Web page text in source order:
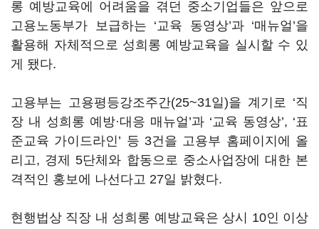
롱 예방교육에 어려움을 겪던 중소기업들은 앞으로
고용노동부가 보급하는 ‘교육 동영상’과 ‘매뉴얼’을
활용해 자체적으로 성희롱 예방교육을 실시할 수 있
게 됐다.
고용부는 고용평등강조주간(25~31일)을 계기로 ‘직
장 내 성희롱 예방·대응 매뉴얼’과 ‘교육 동영상’, ‘표
준교육 가이드라인’ 등 3건을 고용부 홈페이지에 올
리고, 경제 5단체와 합동으로 중소사업장에 대한 본
격적인 홍보에 나선다고 27일 밝혔다.
현행법상 직장 내 성희롱 예방교육은 상시 10인 이상